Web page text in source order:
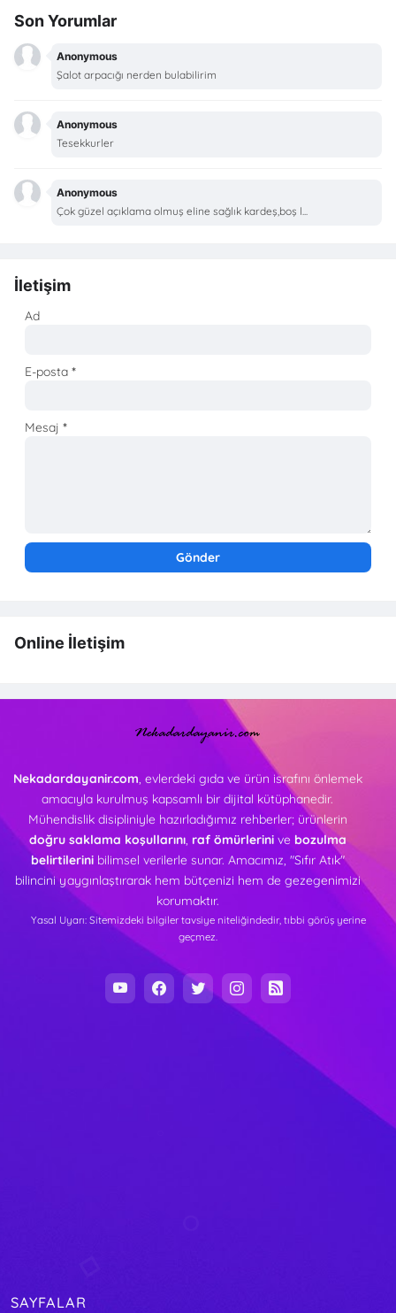
Son Yorumlar
Anonymous
Şalot arpacığı nerden bulabilirim
Anonymous
Tesekkurler
Anonymous
Çok güzel açıklama olmuş eline sağlık kardeş,boş l...
İletişim
Ad
E-posta*
Mesaj*
Online İletişim
Nekadardayanir.com, evlerdeki gıda ve ürün israfını önlemek
amacıyla kurulmuş kapsamlı bir dijital kütüphanedir.
Mühendislik disipliniyle hazırladığımız rehberler; ürünlerin
doğru saklama koşullarını, raf ömürlerinive bozulma
belirtilerinibilimsel verilerle sunar. Amacımız, "Sıfır Atık"
bilincini yaygınlaştırarak hem bütçenizi hem de gezegenimizi
korumaktır.
Yasal Uyarı: Sitemizdeki bilgiler tavsiye niteliğindedir, tıbbi görüş yerine
geçmez.
SAYFALAR